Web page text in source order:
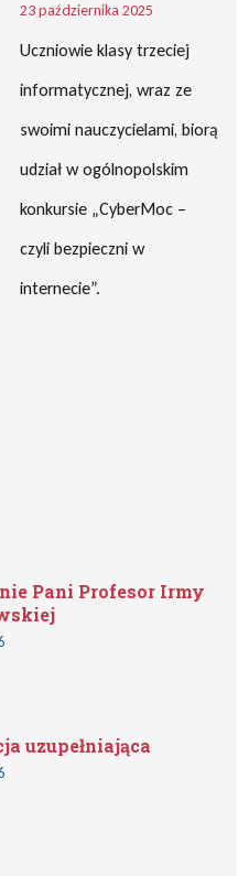
23 października 2025
Uczniowie klasy trzeciej
informatycznej, wraz ze
swoimi nauczycielami, biorą
udział w ogólnopolskim
konkursie „CyberMoc –
czyli bezpieczni w
internecie”.
Pani Profesor Irmy
uzupełniająca